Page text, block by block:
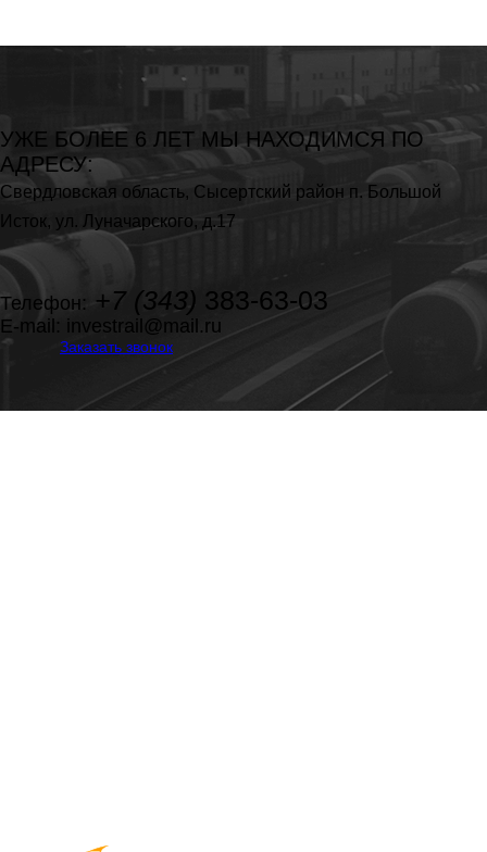
УЖЕ БОЛЕЕ 6 ЛЕТ МЫ НАХОДИМСЯ ПО
АДРЕСУ:
Свердловская область, Сысертский район п. Большой
Исток, ул. Луначарского, д.17
Телефон: +7 (343) 383-63-03
E-mail: investrail@mail.ru
Заказать звонок